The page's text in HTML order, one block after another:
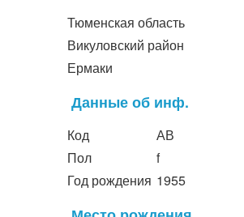
Тюменская область
Викуловский район
Ермаки
Данные об инф.
Код
АВ
Пол
f
Год рождения 1955